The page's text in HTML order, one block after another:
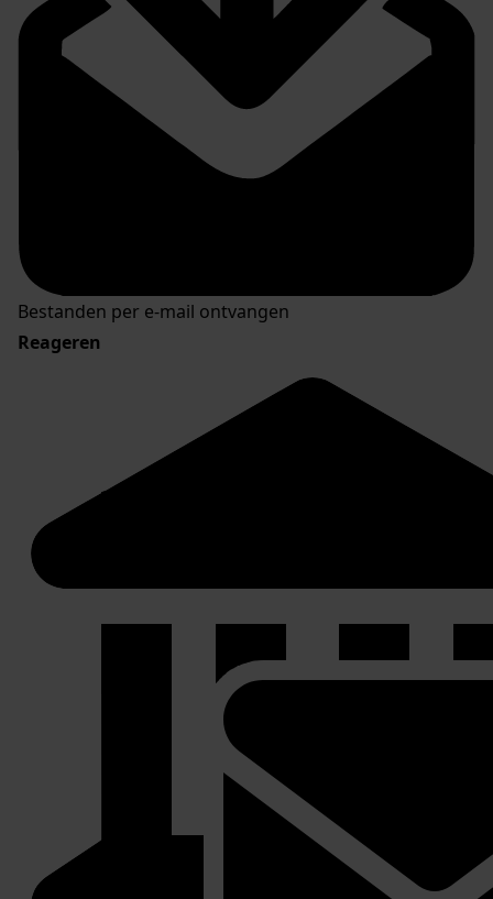
Bestanden per e-mail ontvangen
Reageren